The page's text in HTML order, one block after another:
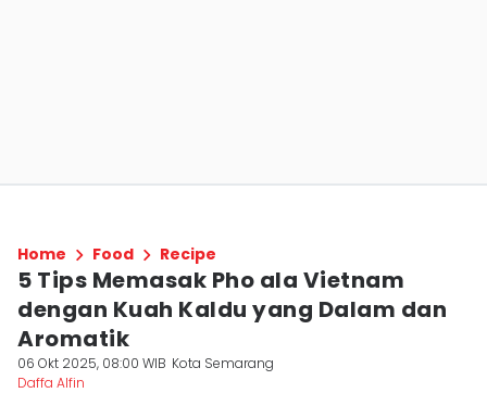
Home Food Recipe
5 Tips Memasak Pho ala Vietnam
dengan Kuah Kaldu yang Dalam dan
Aromatik
06 Okt 2025, 08:00 WIB Kota Semarang
Daffa Alfin